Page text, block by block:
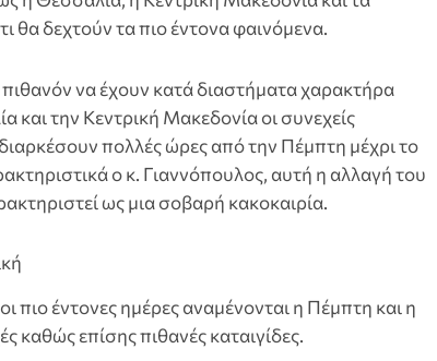
θα δεχτούν τα πιο έντονα φαινόμενα.
να έχουν κατά διαστήματα χαρακτήρα
και την Κεντρική Μακεδονία οι συνεχείς
πολλές ώρες από την Πέμπτη μέχρι το
ο κ. Γιαννόπουλος, αυτή η αλλαγή του
ως μια σοβαρή κακοκαιρία.
πιο έντονες ημέρες αναμένονται η Πέμπτη και η
καθώς επίσης πιθανές καταιγίδες.